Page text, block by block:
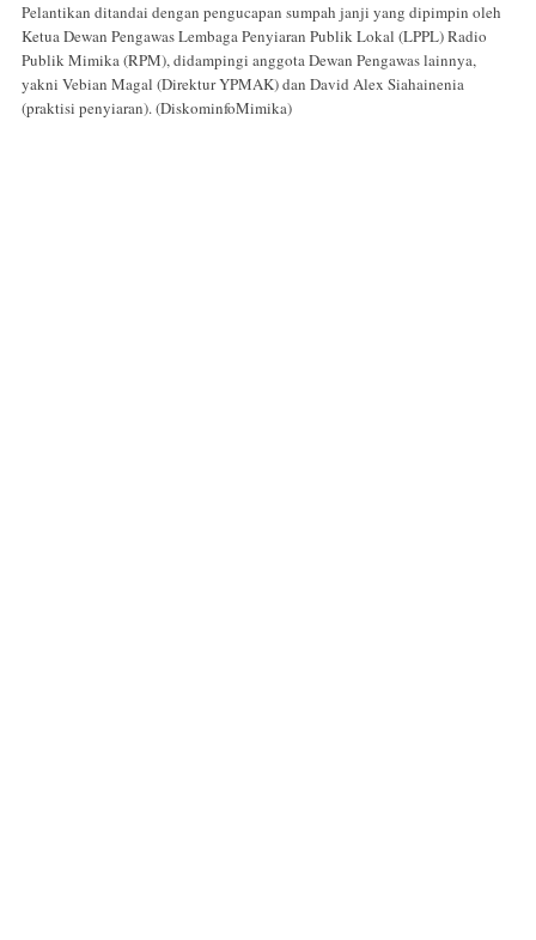
Pelantikan ditandai dengan pengucapan sumpah janji yang dipimpin oleh
Ketua Dewan Pengawas Lembaga Penyiaran Publik Lokal (LPPL) Radio
Publik Mimika (RPM), didampingi anggota Dewan Pengawas lainnya,
yakni Vebian Magal (Direktur YPMAK) dan David Alex Siahainenia
(praktisi penyiaran). (DiskominfoMimika)